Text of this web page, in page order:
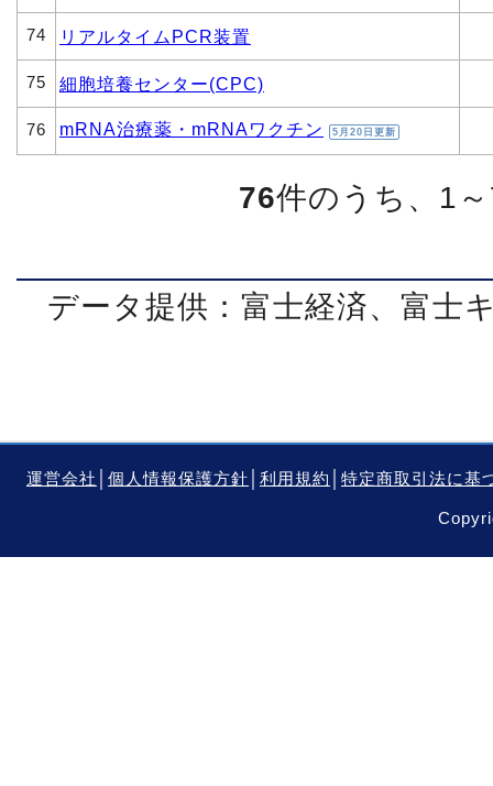
74 リアルタイムPCR装置
75 細胞培養センター(CPC)
76 mRNA治療薬・mRNAワクチン 5月20日更新
76件のうち、1
データ提供：富士経済、富士
運営会社 個人情報保護方針 利用規約 特定商取引法に基